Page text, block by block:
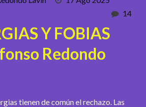
14
Y FOBIAS
Redondo
tienen de común el rechazo. Las